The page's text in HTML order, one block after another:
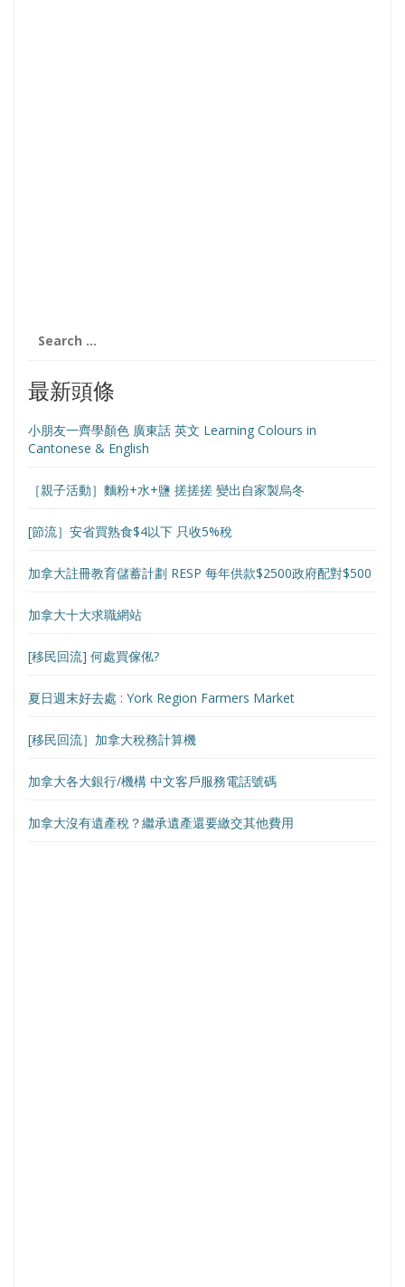
for:
最新頭條
小朋友一齊學顏色 廣東話 英文 Learning Colours in
Cantonese & English
［親子活動］麵粉+水+鹽 搓搓搓 變出自家製烏冬
[節流］安省買熟食$4以下 只收5%稅
加拿大註冊教育儲蓄計劃 RESP 每年供款$2500政府配對$500
加拿大十大求職網站
[移民回流] 何處買傢俬?
夏日週末好去處 : York Region Farmers Market
[移民回流］加拿大稅務計算機
加拿大各大銀行/機構 中文客戶服務電話號碼
加拿大沒有遺產稅？繼承遺產還要繳交其他費用